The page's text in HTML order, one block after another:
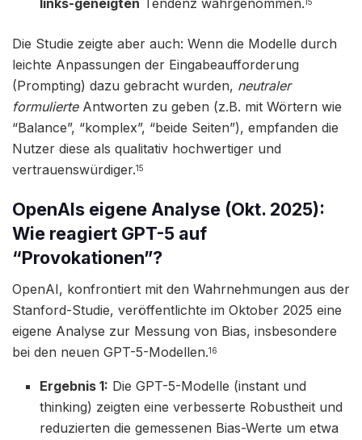
Die Studie zeigte aber auch: Wenn die Modelle durch
leichte Anpassungen der Eingabeaufforderung
(Prompting) dazu gebracht wurden, neutraler
formulierteAntworten zu geben (z.B. mit Wörtern wie
“Balance”, “komplex”, “beide Seiten”), empfanden die
Nutzer diese als qualitativ hochwertiger und
vertrauenswürdiger.15
OpenAIs eigene Analyse (Okt. 2025):
Wie reagiert GPT-5 auf
“Provokationen”?
OpenAI, konfrontiert mit den Wahrnehmungen aus der
Stanford-Studie, veröffentlichte im Oktober 2025 eine
eigene Analyse zur Messung von Bias, insbesondere
bei den neuen GPT-5-Modellen.16
Ergebnis 1: Die GPT-5-Modelle (instant und
thinking) zeigten eine verbesserte Robustheit und
reduzierten die gemessenen Bias-Werte um etwa